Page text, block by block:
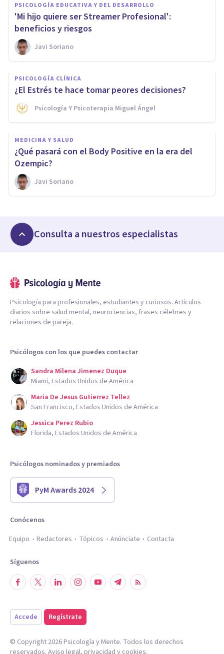
PSICOLOGÍA EDUCATIVA Y DEL DESARROLLO
'Mi hijo quiere ser Streamer Profesional':
beneficios y riesgos
Javi Soriano
PSICOLOGÍA CLÍNICA
¿El Estrés te hace tomar peores decisiones?
Psicología Y Psicoterapia Miguel Ángel
MEDICINA Y SALUD
¿Qué pasará con el Body Positive en la era del
Ozempic?
Javi Soriano
Consulta a nuestros especialistas
Psicología para profesionales, estudiantes y curiosos. Artículos
diarios sobre salud mental, neurociencias, frases célebres y
relaciones de pareja.
Psicólogos con los que puedes contactar
Sandra Milena Jimenez Duque
Miami, Estados Unidos de América
Maria De Jesus Gutierrez Tellez
San Francisco, Estados Unidos de América
Jessica Perez Rubio
Florida, Estados Unidos de América
Psicólogos nominados y premiados
PyM Awards 2024
Conócenos
Equipo
Redactores Tópicos Anúnciate Contacta
Síguenos
Accede Regístrate
© Copyright 2026Psicología y Mente. Todos los derechos
reservados. Aviso legal, privacidad y cookies.